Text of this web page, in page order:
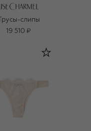
Трусы-слипы
19 510 ₽